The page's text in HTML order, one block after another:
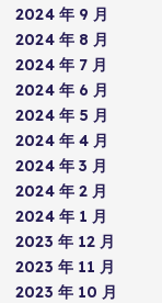
2024 年 9 月
2024 年 8 月
2024 年 7 月
2024 年 6 月
2024 年 5 月
2024 年 4 月
2024 年 3 月
2024 年 2 月
2024 年 1 月
2023 年 12 月
2023 年 11 月
2023 年 10 月